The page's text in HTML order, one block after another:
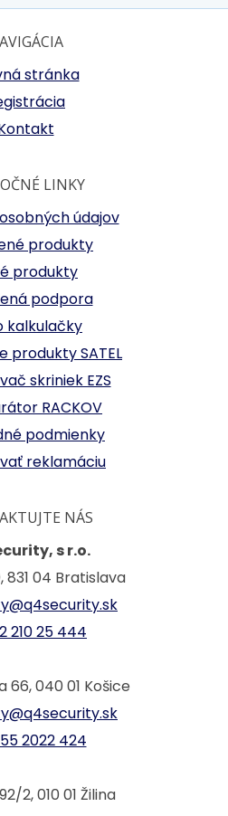
stránka
LINKY
údajov
produkty
produkty
podpora
kalkulačky
produkty SATEL
skriniek EZS
RACKOV
podmienky
reklamáciu
NÁS
s r.o.
831 04 Bratislava
210 25 444
66, 040 01 Košice
2022 424
2, 010 01 Žilina